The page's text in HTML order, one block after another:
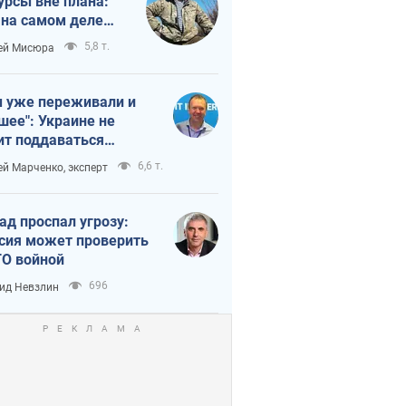
на самом деле
темп войны
Мисюра 5,8 т.
переживали и
Украине не
поддаваться
из-за
террора
Марченко, эксперт 6,6 т.
проспал угрозу:
может проверить
войной
Невзлин 696